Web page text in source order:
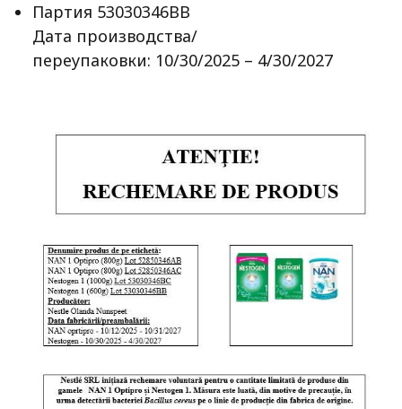
Партия 53030346BB
Дата производства/
переупаковки: 10/30/2025 – 4/30/2027